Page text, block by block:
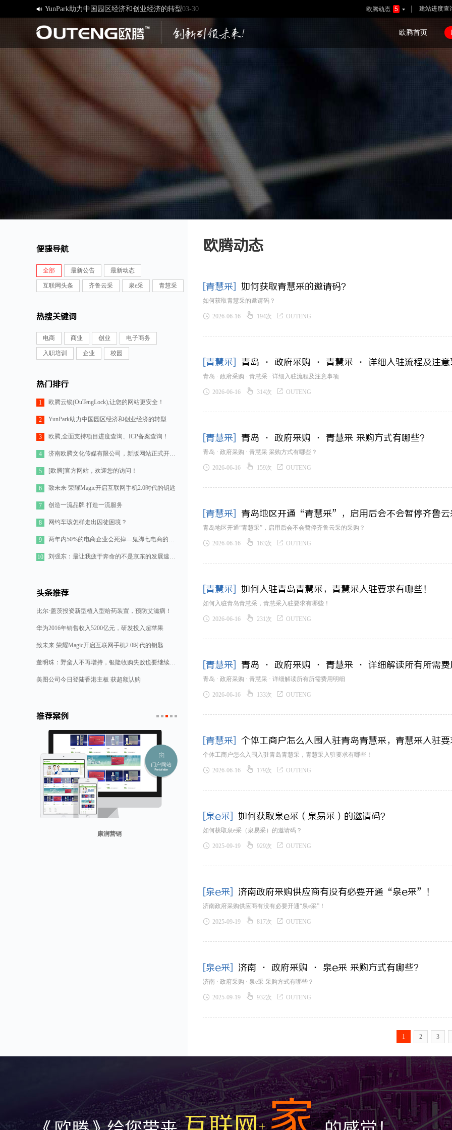
 [欧腾]官方网站，欢迎您的访问！03-17
济南欧腾文化传媒有限公司，新版网站正式开通！ 03-12
创造一流品牌 打造一流服务
建站进度查
欧腾动态 5 
欧腾首页
便捷导航
全部 最新公告 最新动态
互联网头条 齐鲁云采 泉e采 青慧采
热搜关键词
电商 商业 创业 电子商务
入职培训 企业 校园
热门排行
1 欧腾云锁(OuTengLock),让您的网站更安全！
2 YunPark助力中国园区经济和创业经济的转型
3 欧腾,全面支持项目进度查询、ICP备案查询！
4 济南欧腾文化传媒有限公司，新版网站正式开通！
5 [欧腾]官方网站，欢迎您的访问！
6 致未来 荣耀Magic开启互联网手机2.0时代的钥匙
7 创造一流品牌 打造一流服务
8 网约车该怎样走出囚徒困境？
9 两年内50%的电商企业会死掉—鬼脚七电商的七点思考
10 刘强东：最让我疲于奔命的不是京东的发展速度，而是如何管理好11万人的队伍
头条推荐
比尔·盖茨投资新型植入型给药装置，预防艾滋病！
华为2016年销售收入5200亿元，研发投入超苹果
致未来 荣耀Magic开启互联网手机2.0时代的钥匙
董明珠：野蛮人不再增持，银隆收购失败也要继续造格力汽车
美图公司今日登陆香港主板 获超额认购
推荐案例
贸易网
1 2
欧腾动态
[青慧采] 如何获取青慧采的邀请码？
如何获取青慧采的邀请码？
 2026-06-16  194次  OUTENG
[青慧采] 青岛 · 政府采购 · 青慧采 · 详细入驻流程及注意
青岛 · 政府采购 · 青慧采 · 详细入驻流程及注意事项
 2026-06-16  314次  OUTENG
[青慧采] 青岛 · 政府采购 · 青慧采 采购方式有哪些？
青岛 · 政府采购 · 青慧采 采购方式有哪些？
 2026-06-16  159次  OUTENG
[青慧采] 青岛地区开通“青慧采”，启用后会不会暂停齐鲁云
青岛地区开通“青慧采”，启用后会不会暂停齐鲁云采的采购？
 2026-06-16  163次  OUTENG
[青慧采] 如何入驻青岛青慧采，青慧采入驻要求有哪些！
如何入驻青岛青慧采，青慧采入驻要求有哪些！
 2026-06-16  231次  OUTENG
[青慧采] 青岛 · 政府采购 · 青慧采 · 详细解读所有所需费
青岛 · 政府采购 · 青慧采 · 详细解读所有所需费用明细
 2026-06-16  133次  OUTENG
[青慧采] 个体工商户怎么入围入驻青岛青慧采，青慧采入驻要
个体工商户怎么入围入驻青岛青慧采，青慧采入驻要求有哪些！
 2026-06-16  179次  OUTENG
[泉e采] 如何获取泉e采（泉易采）的邀请码？
如何获取泉e采（泉易采）的邀请码？
 2025-09-19  929次  OUTENG
[泉e采] 济南政府采购供应商有没有必要开通“泉e采”！
济南政府采购供应商有没有必要开通“泉e采”！
 2025-09-19  817次  OUTENG
[泉e采] 济南 · 政府采购 · 泉e采 采购方式有哪些？
济南 · 政府采购 · 泉e采 采购方式有哪些？
 2025-09-19  932次  OUTENG
1 2 3
+